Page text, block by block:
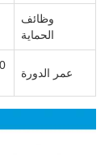
وظائف
الحماية
عمر الدورة